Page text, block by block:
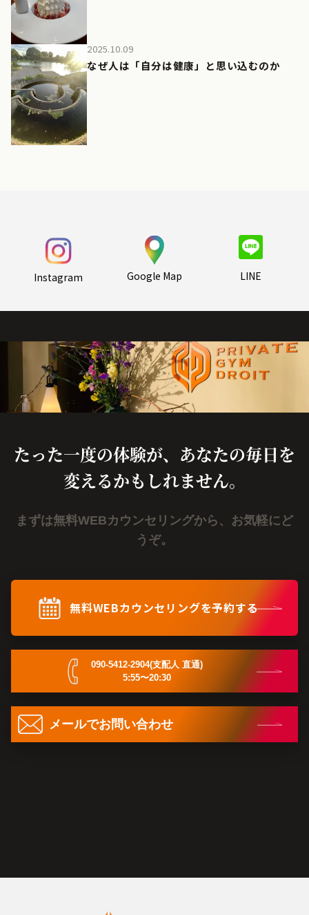
2025.10.09
なぜ人は「自分は健康」と思い込むのか
Instagram Google Map LINE
たった一度の体験が、あなたの毎日を
変えるかもしれません。
まずは無料WEBカウンセリングから、お気軽にど
うぞ。
無料WEBカウンセリングを予約する
090-5412-2904(支配人 直通)
5:55〜20:30
メールでお問い合わせ